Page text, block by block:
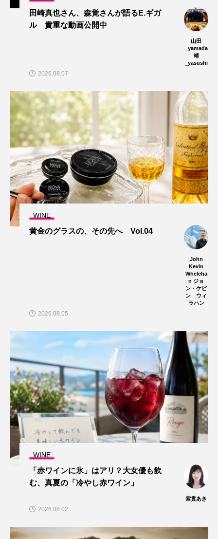
田崎真也さん、森覚さんが語るE.ギガ
ル 貴重な動画公開中
山田
_yamada
靖
_yasushi
2026.08.07
WINE
黄金のグラスの、その先へ Vol.04
John
Kevin
Wheleha
n ジョ
ン・ケビ
ン ウィ
ラハン
2026.08.05
WINE
「赤ワインに氷」はアリ？大女優も飲
む、真夏の「冷やし赤ワイン」
紫貴あき
2026.08.02